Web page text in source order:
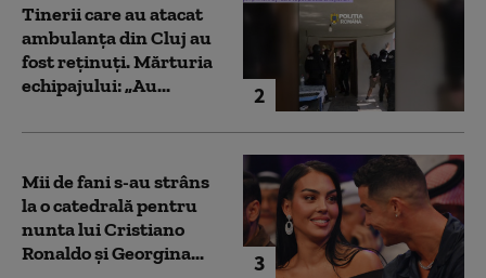
2
Tinerii care au atacat
ambulanța din Cluj au
fost reținuți. Mărturia
echipajului: „Au...
3
Mii de fani s-au strâns
la o catedrală pentru
nunta lui Cristiano
Ronaldo şi Georgina...